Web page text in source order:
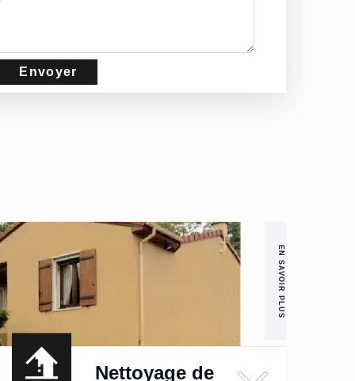
EN SAVOIR PLUS
Nettoyage de